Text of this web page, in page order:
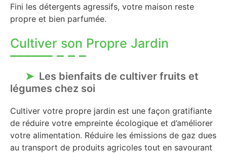
Fini les détergents agressifs, votre maison reste
propre et bien parfumée.
Cultiver son Propre Jardin
Les bienfaits de cultiver fruits et
légumes chez soi
Cultiver votre propre jardin est une façon gratifiante
de réduire votre empreinte écologique et d’améliorer
votre alimentation. Réduire les émissions de gaz dues
au transport de produits agricoles tout en savourant